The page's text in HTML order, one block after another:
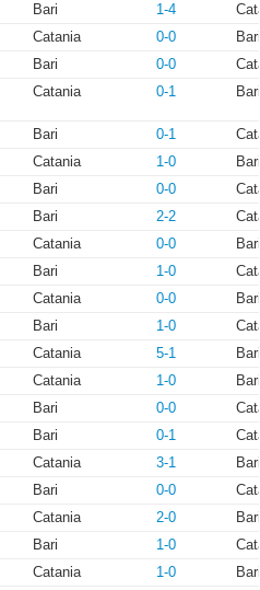
Bari 1-4
Catania 0-0
Bari
Bari 0-0
Catania 0-1 Bari
Bari 0-1
Catania 1-0
Bari
Bari 0-0
Bari 2-2
Catania 0-0
Bari
Bari 1-0
Catania 0-0
Bari
Bari 1-0
Catania 5-1
Bari
Catania 1-0
Bari
Bari 0-0
Bari 0-1
Catania 3-1
Bari
Bari 0-0
Catania 2-0
Bari
Bari 1-0
Catania 1-0
Bari